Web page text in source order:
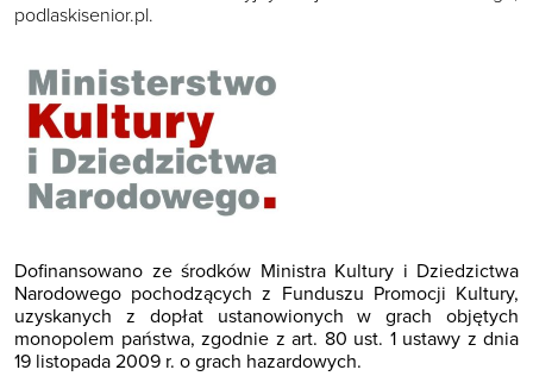
podlaskisenior.pl.
Dofinansowano ze środków Ministra Kultury i Dziedzictwa
Narodowego pochodzących z Funduszu Promocji Kultury,
uzyskanych z dopłat ustanowionych w grach objętych
monopolem państwa, zgodnie z art. 80 ust. 1 ustawy z dnia
19 listopada 2009 r. o grach hazardowych.